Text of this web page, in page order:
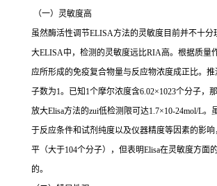
（一）灵敏度高
虽然酶活性调节ELISA方法的灵敏度目前并不十分
大ELISA中，检测的灵敏度远比RIA高。根据质量
应所形成的免疫复合物量与反应物浓度成正比。
子数为1。已知 1个摩尔浓度含6.02×1023个分子，
放大Elisa方法的zui低检测限可达1.7×10-24mol/L。
于反应条件和试剂纯度以及仪器精度等因素的影
平（大于104个分子），但表明Elisa在灵敏度方面
的。